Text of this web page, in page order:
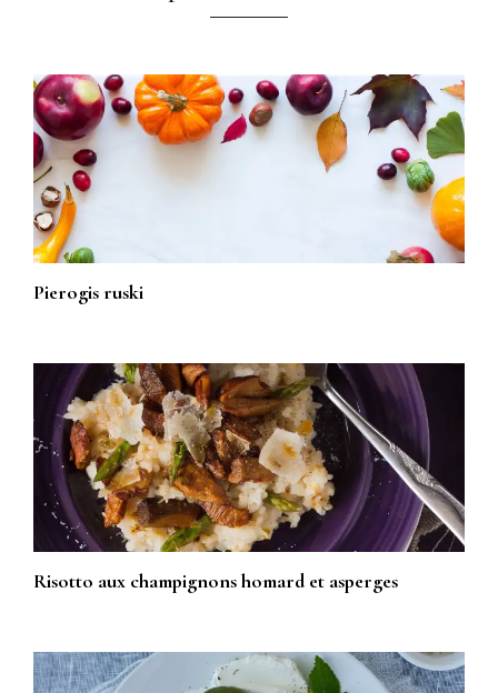
Pierogis ruski
Risotto aux champignons homard et asperges